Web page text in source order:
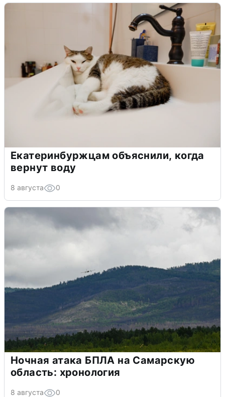
Екатеринбуржцам объяснили, когда
вернут воду
8 августа 0
Ночная атака БПЛА на Самарскую
область: хронология
8 августа 0